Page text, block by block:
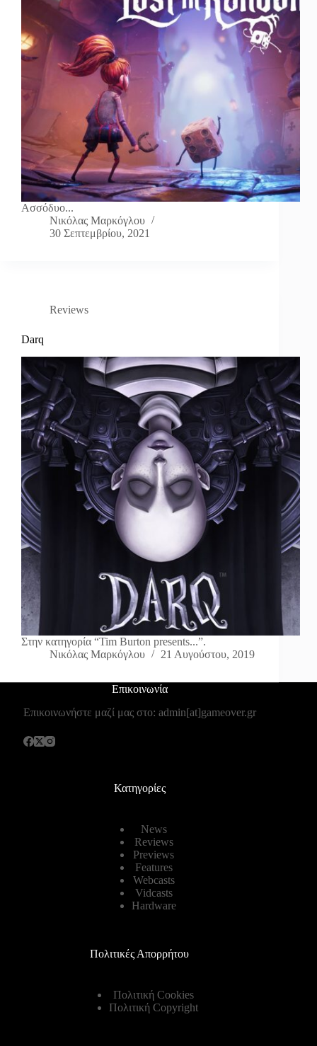
Ασσόδυο...
Νικόλας Μαρκόγλου
30 Σεπτεμβρίου, 2021
Reviews
Darq
Στην κατηγορία “Tim Burton presents...”.
Νικόλας Μαρκόγλου
21 Αυγούστου, 2019
Επικοινωνία
Επικοινωνήστε μαζί μας στο: admin[at]gameover.gr
Κατηγορίες
News
Reviews
Previews
Features
Webcasts
Vidcasts
Hardware
Πολιτικές Απορρήτου
Πολιτική Cookies
Πολιτική Copyright